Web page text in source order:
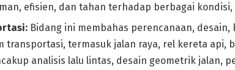
efisien, dan tahan terhadap berbagai
Bidang ini membahas perencanaan, desain,
transportasi, termasuk jalan raya, rel kereta api,
analisis lalu lintas, desain geometrik jalan,